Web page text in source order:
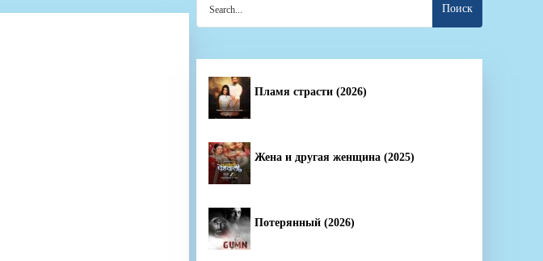
for:
Пламя страсти (2026)
Жена и другая женщина (2025)
Потерянный (2026)